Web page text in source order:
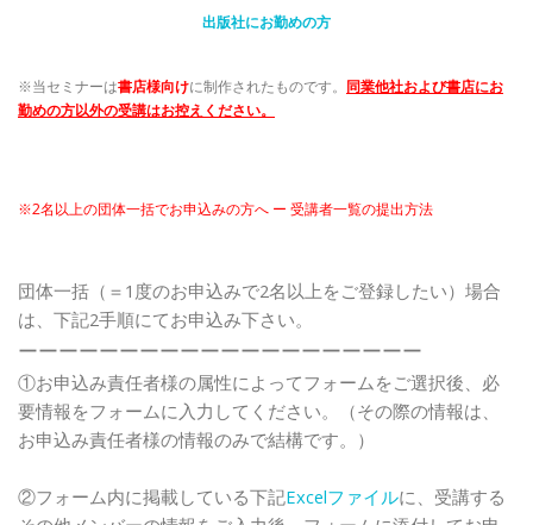
出版社にお勤めの方
※当セミナーは書店様向けに制作されたものです。 同業他社および書店にお
勤めの方以外の受講はお控えください。
※2名以上の団体一括でお申込みの方へ ー 受講者一覧の提出方法
団体一括（＝1度のお申込みで2名以上をご登録したい）場合
は、下記2手順にてお申込み下さい。
ーーーーーーーーーーーーーーーーーーーー
①お申込み責任者様の属性によってフォームをご選択後、必
要情報をフォームに入力してください。（その際の情報は、
お申込み責任者様の情報のみで結構です。）
②フォーム内に掲載している下記Excelファイルに、受講する